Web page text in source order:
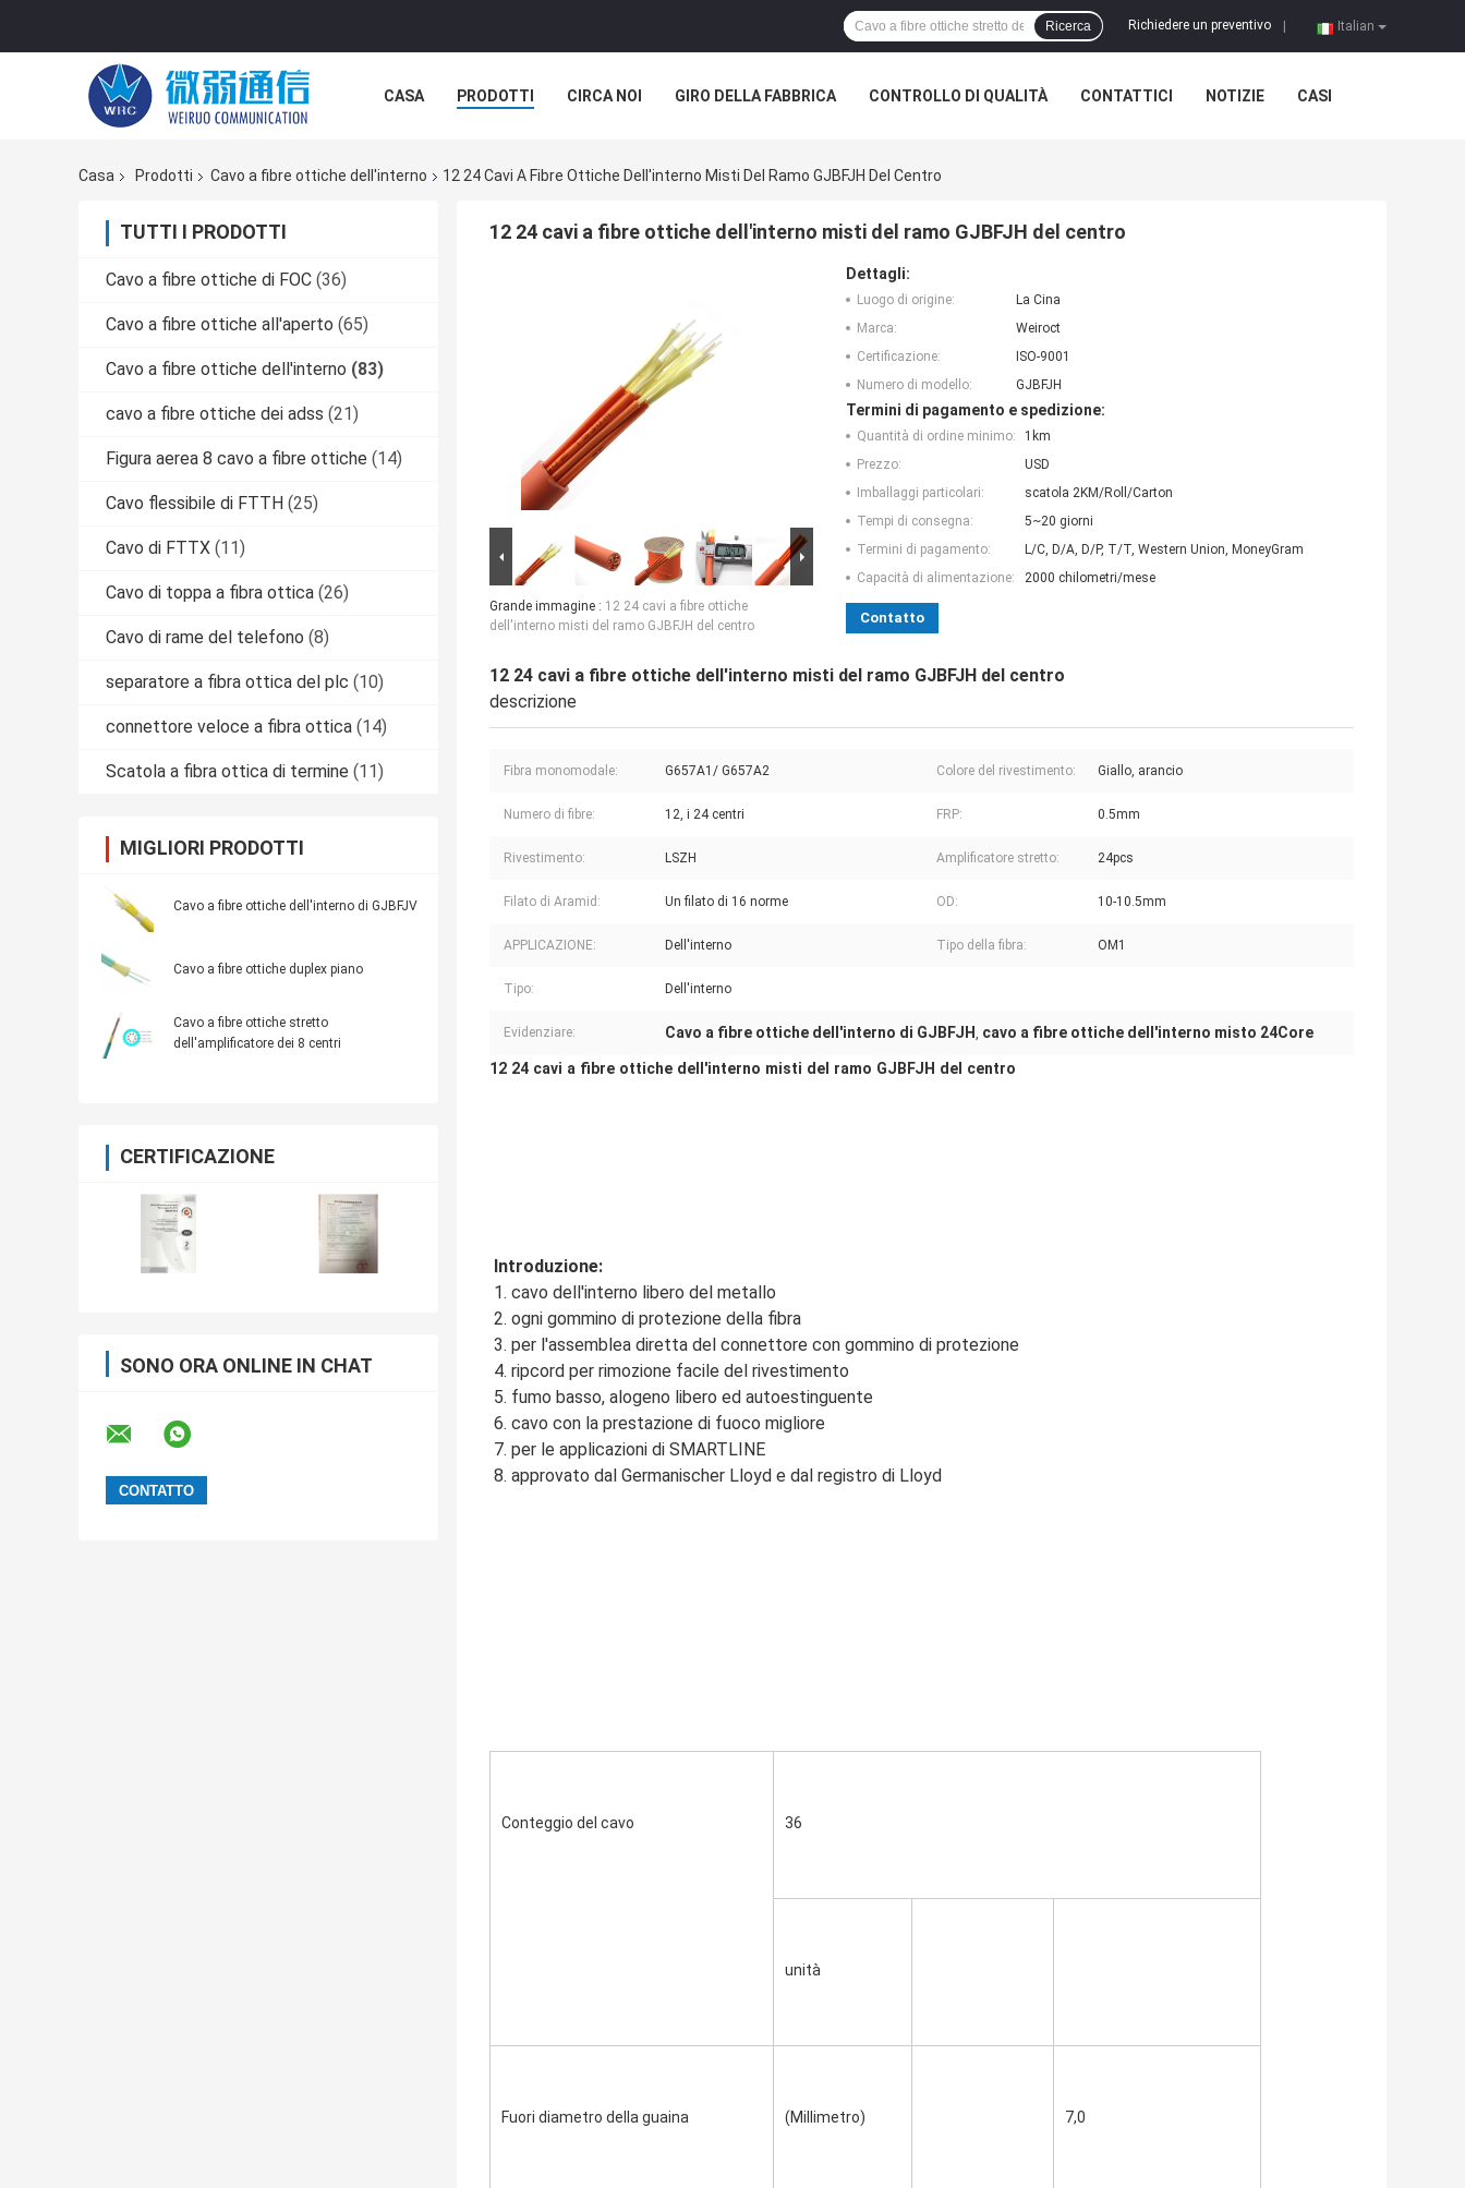
Italian
Richiedere un preventivo
Ricerca
CASA PRODOTTI CIRCA NOI GIRO DELLA FABBRICA CONTROLLO DI QUALITÀ CONTATTICI NOTIZIE CASI
Casa Prodotti Cavo a fibre ottiche dell'interno 12 24 Cavi A Fibre Ottiche Dell'interno Misti Del Ramo GJBFJH Del Centro
TUTTI I PRODOTTI
Cavo a fibre ottiche di FOC (36)
Cavo a fibre ottiche all'aperto (65)
Cavo a fibre ottiche dell'interno (83)
cavo a fibre ottiche dei adss (21)
Figura aerea 8 cavo a fibre ottiche (14)
Cavo flessibile di FTTH (25)
Cavo di FTTX (11)
Cavo di toppa a fibra ottica (26)
Cavo di rame del telefono (8)
separatore a fibra ottica del plc (10)
connettore veloce a fibra ottica (14)
Scatola a fibra ottica di termine (11)
MIGLIORI PRODOTTI
Cavo a fibre ottiche dell'interno di GJBFJV
Cavo a fibre ottiche duplex piano
Cavo a fibre ottiche stretto
dell'amplificatore dei 8 centri
CERTIFICAZIONE
SONO ORA ONLINE IN CHAT
12 24 cavi a fibre ottiche dell'interno misti del ramo GJBFJH del centro
Grande immagine : 12 24 cavi a fibre ottiche
dell'interno misti del ramo GJBFJH del centro
Dettagli:
Luogo di origine:
La Cina
Marca:
Weiroct
Certificazione:
ISO-9001
Numero di modello:
GJBFJH
Termini di pagamento e spedizione:
Quantità di ordine minimo:
1km
Prezzo:
USD
Imballaggi particolari:
scatola 2KM/Roll/Carton
Tempi di consegna:
5~20 giorni
Termini di pagamento:
L/C, D/A, D/P, T/T, Western Union, MoneyGram
Capacità di alimentazione:
2000 chilometri/mese
Contatto
12 24 cavi a fibre ottiche dell'interno misti del ramo GJBFJH del centro
descrizione
Fibra monomodale: G657A1/ G657A2 Colore del rivestimento: Giallo, arancio
Numero di fibre: 12, i 24 centri FRP: 0.5mm
Rivestimento: LSZH Amplificatore stretto: 24pcs
Filato di Aramid: Un filato di 16 norme OD: 10-10.5mm
APPLICAZIONE: Dell'interno Tipo della fibra: OM1
Tipo: Dell'interno
Evidenziare: Cavo a fibre ottiche dell'interno di GJBFJH , cavo a fibre ottiche dell'interno misto 24Core
12 24 cavi a fibre ottiche dell'interno misti del ramo GJBFJH del centro
Introduzione:
1. cavo dell'interno libero del metallo
2. ogni gommino di protezione della fibra
3. per l'assemblea diretta del connettore con gommino di protezione
4. ripcord per rimozione facile del rivestimento
5. fumo basso, alogeno libero ed autoestinguente
6. cavo con la prestazione di fuoco migliore
7. per le applicazioni di SMARTLINE
8. approvato dal Germanischer Lloyd e dal registro di Lloyd
Conteggio del cavo 36
unità
Fuori diametro della guaina (Millimetro) 7,0